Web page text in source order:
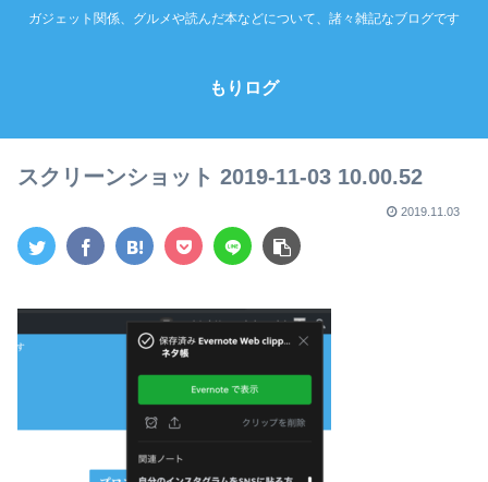
ガジェット関係、グルメや読んだ本などについて、諸々雑記なブログです
もりログ
スクリーンショット 2019-11-03 10.00.52
2019.11.03